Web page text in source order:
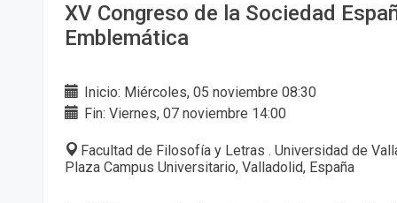
XV Congreso de la Sociedad
Emblemática
Inicio: Miércoles, 05 noviembre 08:30
Fin: Viernes, 07 noviembre 14:00
Facultad de Filosofía y Letras . Universidad de
Plaza Campus Universitario, Valladolid, España